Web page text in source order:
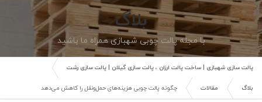
بلاگ
با مجله پالت چوبی شهبازی همراه ما باشید
پالت سازی شهبازی | ساخت پالت ارزان ، پالت سازی گیلان | پالت سازی رشت
بلاگ مقالات چگونه پالت چوبی هزینه‌های حمل‌ونقل را کاهش می‌دهد